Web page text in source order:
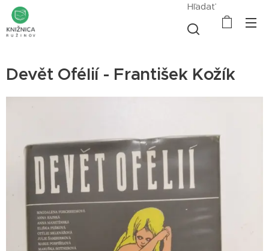
Hľadať
Devět Ofélií - František Kožík